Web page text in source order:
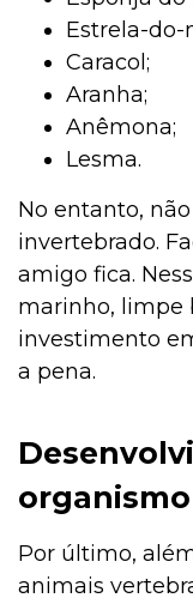
Estrela-do-
Caracol;
Aranha;
Anêmona;
Lesma.
No entanto,
invertebrado.
amigo fica.
marinho, limpe
investimento
a pena.
organismo
Por último,
animais